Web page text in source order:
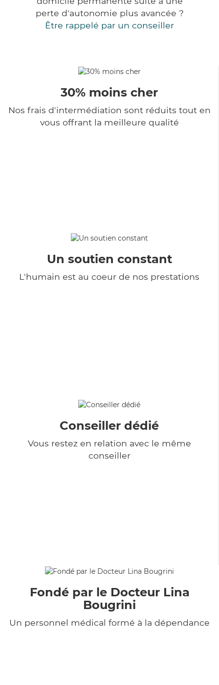
perte d'autonomie plus avancée ?
Être rappelé par un conseiller
30% moins cher
Nos frais d'intermédiation sont réduits tout en
vous offrant la meilleure qualité
Un soutien constant
L'humain est au coeur de nos prestations
Conseiller dédié
Vous restez en relation avec le même
conseiller
Fondé par le Docteur Lina
Bougrini
Un personnel médical formé à la dépendance